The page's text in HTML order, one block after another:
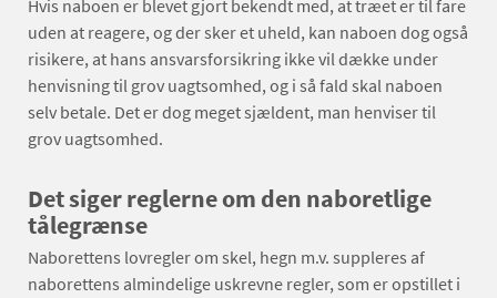
Hvis naboen er blevet gjort bekendt med, at træet er til fare
uden at reagere, og der sker et uheld, kan naboen dog også
risikere, at hans ansvarsforsikring ikke vil dække under
henvisning til grov uagtsomhed, og i så fald skal naboen
selv betale. Det er dog meget sjældent, man henviser til
grov uagtsomhed.
Det siger reglerne om den naboretlige
tålegrænse
Naborettens lovregler om skel, hegn m.v. suppleres af
naborettens almindelige uskrevne regler, som er opstillet i